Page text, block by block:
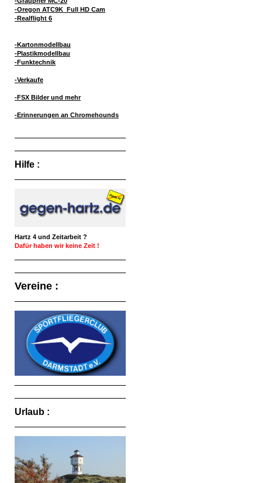
-Oregon ATC9K Full HD Cam
-Realflight 6
-Kartonmodellbau
-Plastikmodellbau
-Funktechnik
-Verkaufe
-FSX Bilder und mehr
-Erinnerungen an Chromehounds
Hilfe :
Hartz 4 und Zeitarbeit ?
Dafür haben wir keine Zeit !
Vereine :
Urlaub :